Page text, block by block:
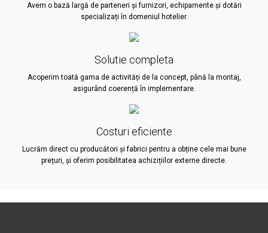
Avem o bază largă de parteneri și furnizori, echipamente și dotări
specializați în domeniul hotelier.
Solutie completa
Acoperim toată gama de activități de la concept, până la montaj,
asigurând coerență în implementare.
Costuri eficiente
Lucrăm direct cu producători și fabrici pentru a obține cele mai bune
prețuri, și oferim posibilitatea achizițiilor externe directe.